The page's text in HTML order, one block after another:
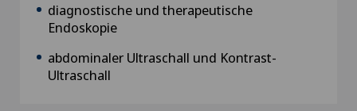
diagnostische und therapeutische
Endoskopie
abdominaler Ultraschall und Kontrast-
Ultraschall